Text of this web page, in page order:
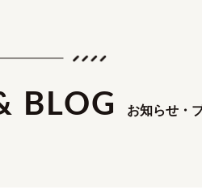
BLOG お知らせ・